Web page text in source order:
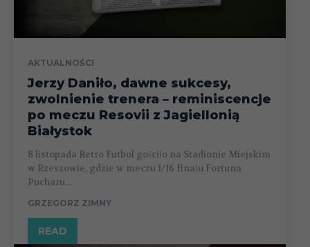
AKTUALNOŚCI
Jerzy Daniło, dawne sukcesy,
zwolnienie trenera – reminiscencje
po meczu Resovii z Jagiellonią
Białystok
8 listopada Retro Futbol gościło na Stadionie Miejskim
w Rzeszowie, gdzie w meczu 1/16 finału Fortuna
Pucharu...
GRZEGORZ ZIMNY
READ